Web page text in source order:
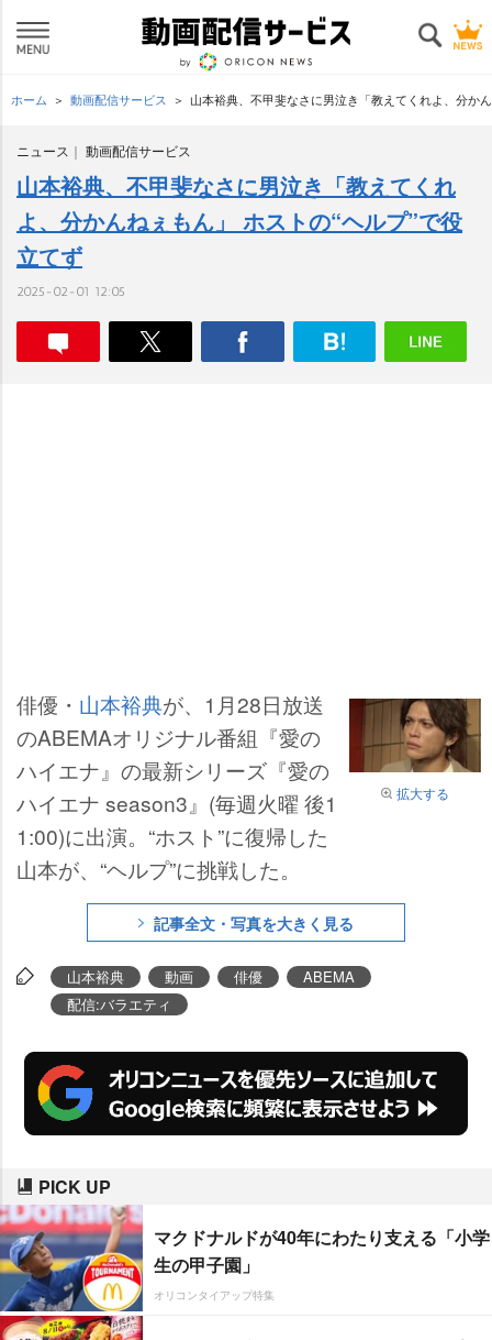
ホーム 動画配信サービス 山本裕典、不甲斐なさに男泣き「教えてくれよ、分か
ニュース 動画配信サービス
山本裕典、不甲斐なさに男泣き「教えてくれ
よ、分かんねぇもん」 ホストの“ヘルプ”で役
立てず
2025-02-01 12:05
拡大する
俳優・ 山本裕典が、1月28日放送
のABEMAオリジナル番組『愛の
ハイエナ』の最新シリーズ『愛の
ハイエナ season3』(毎週火曜 後1
1:00)に出演。“ホスト”に復帰した
山本が、“ヘルプ”に挑戦した。
記事全文・写真を大きく見る
山本裕典 動画 俳優
ABEMA
配信:バラエティ
PICK UP
マクドナルドが40年にわたり支える「小学
生の甲子園」
オリコンタイアップ特集